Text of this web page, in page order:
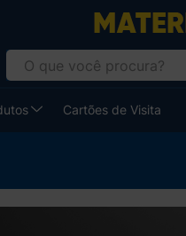
Cartões de Visita